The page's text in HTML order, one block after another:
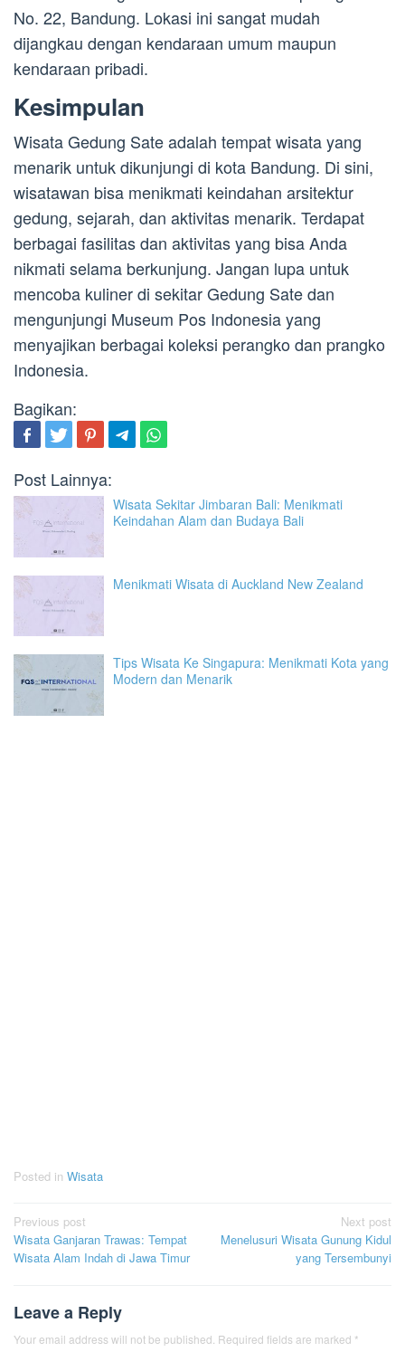
No. 22, Bandung. Lokasi ini sangat mudah
dijangkau dengan kendaraan umum maupun
kendaraan pribadi.
Kesimpulan
Wisata Gedung Sate adalah tempat wisata yang
menarik untuk dikunjungi di kota Bandung. Di sini,
wisatawan bisa menikmati keindahan arsitektur
gedung, sejarah, dan aktivitas menarik. Terdapat
berbagai fasilitas dan aktivitas yang bisa Anda
nikmati selama berkunjung. Jangan lupa untuk
mencoba kuliner di sekitar Gedung Sate dan
mengunjungi Museum Pos Indonesia yang
menyajikan berbagai koleksi perangko dan prangko
Indonesia.
Bagikan:
Post Lainnya:
Wisata Sekitar Jimbaran Bali: Menikmati
Keindahan Alam dan Budaya Bali
Menikmati Wisata di Auckland New Zealand
Tips Wisata Ke Singapura: Menikmati Kota yang
Modern dan Menarik
Posted in Wisata
Post
navigation
Previous post
Wisata Ganjaran Trawas: Tempat
Wisata Alam Indah di Jawa Timur
Next post
Menelusuri Wisata Gunung Kidul
yang Tersembunyi
Leave a Reply
Your email address will not be published. Required fields are marked *